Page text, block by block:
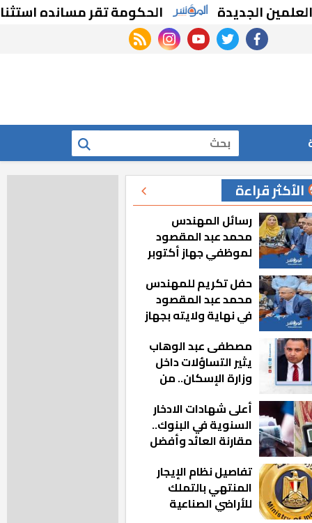
الحكومة تقر مسانده استثنائية
facebook
twitter
youtube
instagram
rss feed
بحث
الأكثر قراءة
رسائل المهندس
محمد عبد المقصود
لموظفي جهاز أكتوبر
مشيت والمدينة
رجعت للخلف»
حفل تكريم للمهندس
محمد عبد المقصود
في نهاية ولايته بجهاز
مصطفى عبد الوهاب
يثير التساؤلات داخل
وزارة الإسكان.. من
المناصب؟
أعلى شهادات الادخار
السنوية في البنوك..
مقارنة العائد وأفضل
تفاصيل نظام الإيجار
المنتهي بالتملك
للأراضي الصناعية